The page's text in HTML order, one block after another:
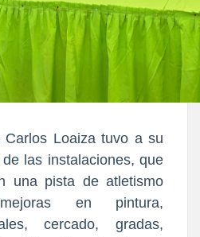
Carlos Loaiza tuvo a su
las instalaciones, que
una pista de atletismo
mejoras en pintura,
cercado, gradas,